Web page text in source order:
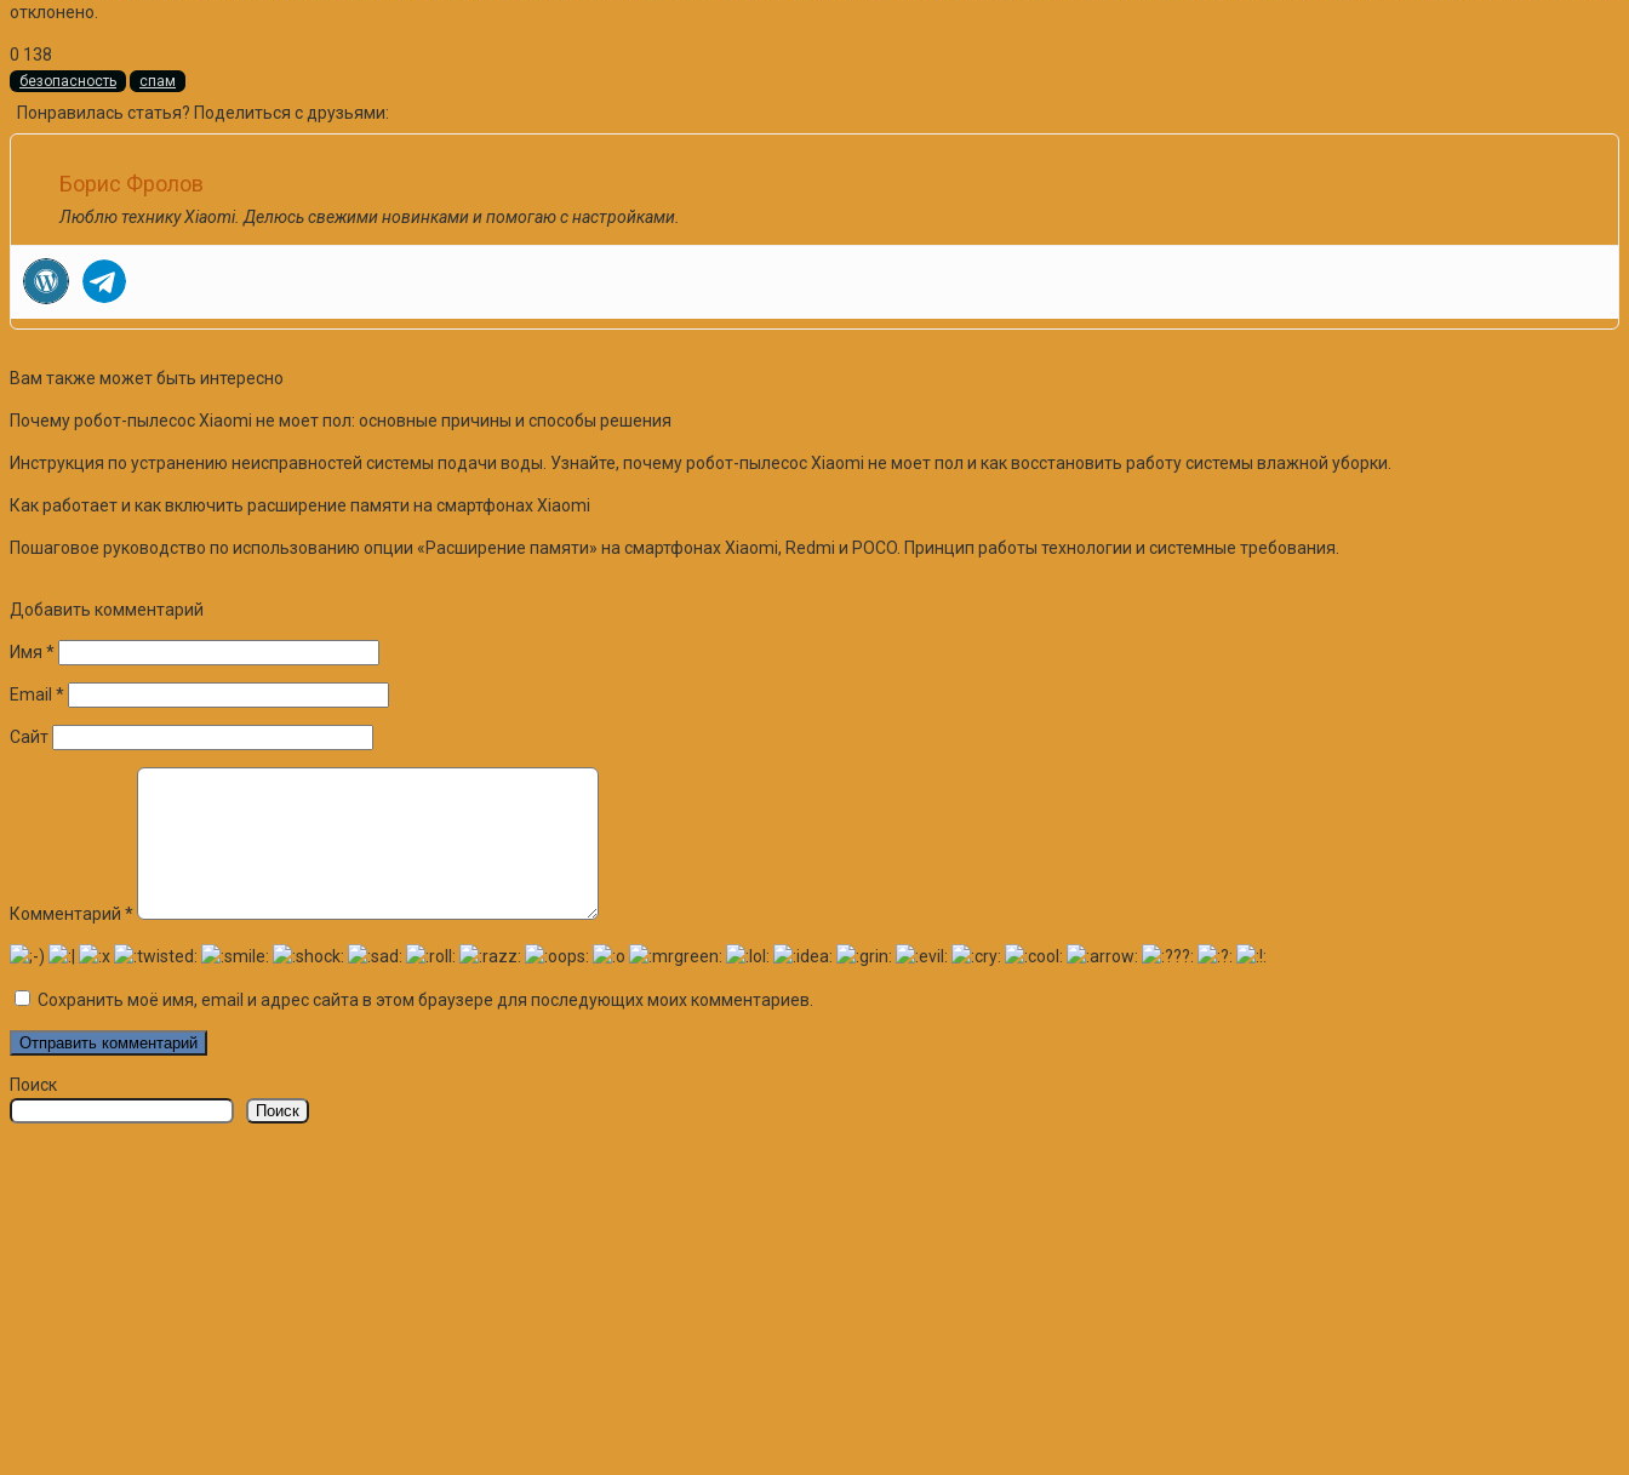
отклонено.
0 138
безопасность спам
Понравилась статья? Поделиться с друзьями:
Борис Фролов
Люблю технику Xiaomi. Делюсь свежими новинками и помогаю с настройками.
Вам также может быть интересно
Почему робот-пылесос Xiaomi не моет пол: основные причины и способы решения
Инструкция по устранению неисправностей системы подачи воды. Узнайте, почему робот-пылесос Xiaomi не моет пол и как восстановить работу системы влажной уборки.
Как работает и как включить расширение памяти на смартфонах Xiaomi
Пошаговое руководство по использованию опции «Расширение памяти» на смартфонах Xiaomi, Redmi и POCO. Принцип работы технологии и системные требования.
Добавить комментарий
Имя *
Email *
Сайт
Комментарий *
Сохранить моё имя, email и адрес сайта в этом браузере для последующих моих комментариев.
Поиск
Поиск